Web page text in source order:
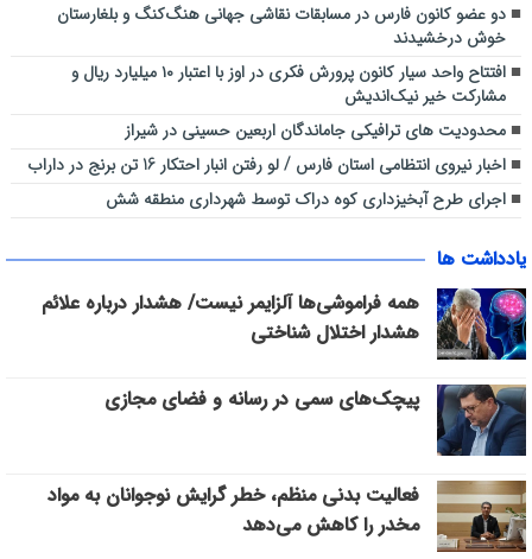
دو عضو کانون فارس در مسابقات نقاشی جهانی هنگ‌کنگ و بلغارستان
خوش درخشیدند
افتتاح واحد سیار کانون پرورش فکری در اوز با اعتبار ۱۰ میلیارد ریال و
مشارکت خیر نیک‌اندیش
محدودیت های ترافیکی جاماندگان اربعین حسینی در شیراز
اخبار نیروی انتظامی استان فارس / لو رفتن انبار احتکار 16 تن برنج در داراب
اجرای طرح آبخیزداری کوه دراک توسط شهرداری منطقه شش
یادداشت ها
همه فراموشی‌ها آلزایمر نیست/ هشدار درباره علائم
هشدار اختلال شناختی
پیچک‌های سمی در رسانه و فضای مجازی
فعالیت بدنی منظم، خطر گرایش نوجوانان به مواد
مخدر را کاهش می‌دهد